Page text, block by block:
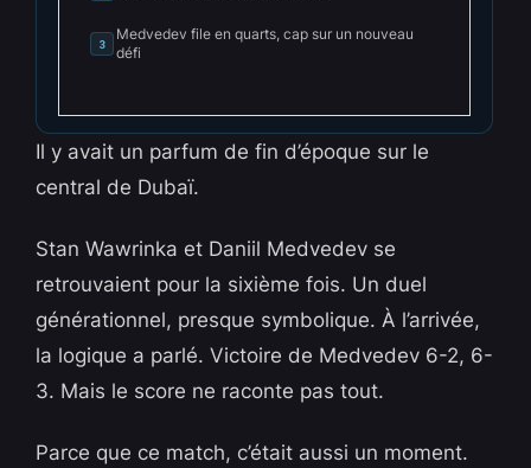
3
Medvedev file en quarts, cap sur un nouveau
défi
Il y avait un parfum de fin d’époque sur le
central de Dubaï.
Stan Wawrinka et Daniil Medvedev se
retrouvaient pour la sixième fois. Un duel
générationnel, presque symbolique. À l’arrivée,
la logique a parlé. Victoire de Medvedev 6-2, 6-
3. Mais le score ne raconte pas tout.
Parce que ce match, c’était aussi un moment.